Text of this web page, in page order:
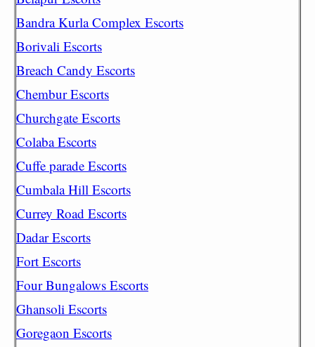
Bandra Kurla Complex Escorts
Borivali Escorts
Breach Candy Escorts
Chembur Escorts
Churchgate Escorts
Colaba Escorts
Cuffe parade Escorts
Cumbala Hill Escorts
Currey Road Escorts
Dadar Escorts
Fort Escorts
Four Bungalows Escorts
Ghansoli Escorts
Goregaon Escorts